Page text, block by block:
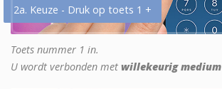
2a. Keuze - Druk op toets 1 +
Toets nummer 1 in.
U wordt verbonden met willekeurig medium